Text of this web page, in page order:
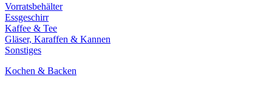
Vorratsbehälter
Essgeschirr
Kaffee & Tee
Gläser, Karaffen & Kannen
Sonstiges
Kochen & Backen